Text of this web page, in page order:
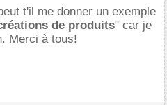
t'il me donner un exemple
de produits" car je
Merci à tous!